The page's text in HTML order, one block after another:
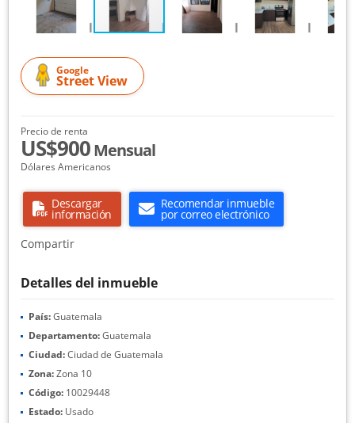
Google
Street View
Precio de renta
US$900Mensual
Dólares Americanos
Descargar
información
Recomendar inmueble
por correo electrónico
Compartir
Detalles del inmueble
País:Guatemala
Departamento:Guatemala
Ciudad:Ciudad de Guatemala
Zona:Zona 10
Código: 10029448
Estado: Usado